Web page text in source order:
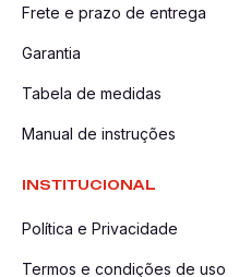
Frete e prazo de entrega
Garantia
Tabela de medidas
Manual de instruções
INSTITUCIONAL
Política e Privacidade
Termos e condições de uso